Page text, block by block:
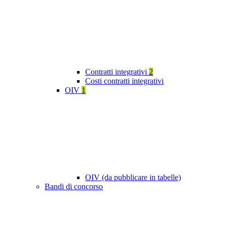
Contratti integrativi 2
Costi contratti integrativi
OIV 1
OIV (da pubblicare in tabelle)
Bandi di concorso